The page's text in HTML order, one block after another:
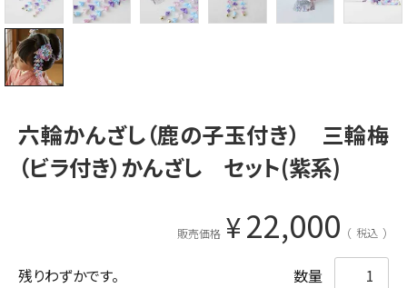
六輪かんざし（鹿の子玉付き） 三輪梅
（ビラ付き）かんざし セット(紫系)
販売価格 ¥22,000 税込
残りわずかです。